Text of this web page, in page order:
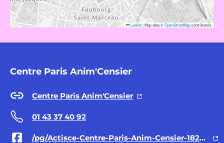
Leaflet|Map data ©OpenStreetMapcontributors
Centre Paris Anim'Censier
Centre Paris Anim'Censier
01 43 37 40 92
/pg/Actisce-Centre-Paris-Anim-Censier-182530205117234/posts/